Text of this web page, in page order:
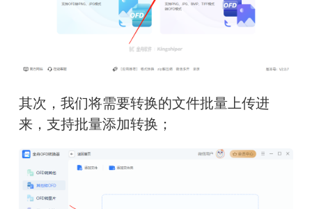
其次，我们将需要转换的文件批量上传进
来，支持批量添加转换；